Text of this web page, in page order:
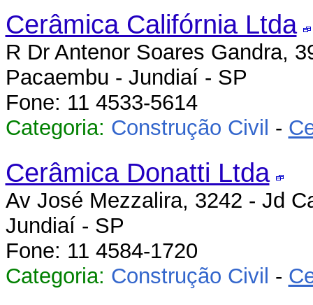
Cerâmica Califórnia Ltda
R Dr Antenor Soares Gandra,
Pacaembu - Jundiaí - SP
Fone: 11 4533-5614
Categoria: Construção Civil -
Cerâmica Donatti Ltda
Av José Mezzalira, 3242 - Jd
Jundiaí - SP
Fone: 11 4584-1720
Categoria: Construção Civil -